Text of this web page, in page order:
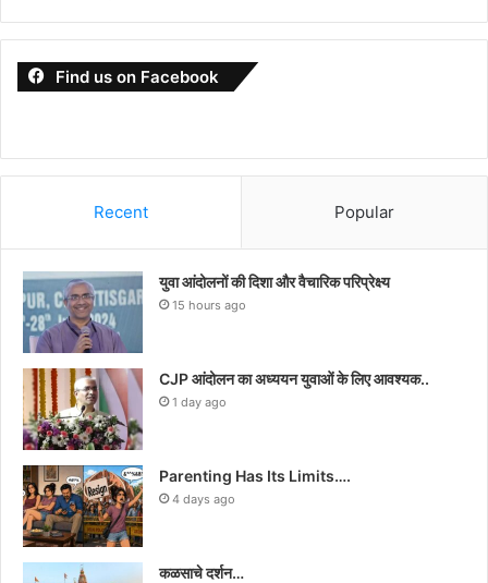
Find us on Facebook
Recent Popular
युवा आंदोलनों की दिशा और वैचारिक परिप्रेक्ष्य
15 hours ago
CJP आंदोलन का अध्ययन युवाओं के लिए आवश्यक..
1 day ago
Parenting Has Its Limits….
4 days ago
कळसाचे दर्शन…